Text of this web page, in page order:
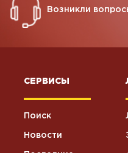
Возникли
СЕРВИСЫ
Поиск
Новости